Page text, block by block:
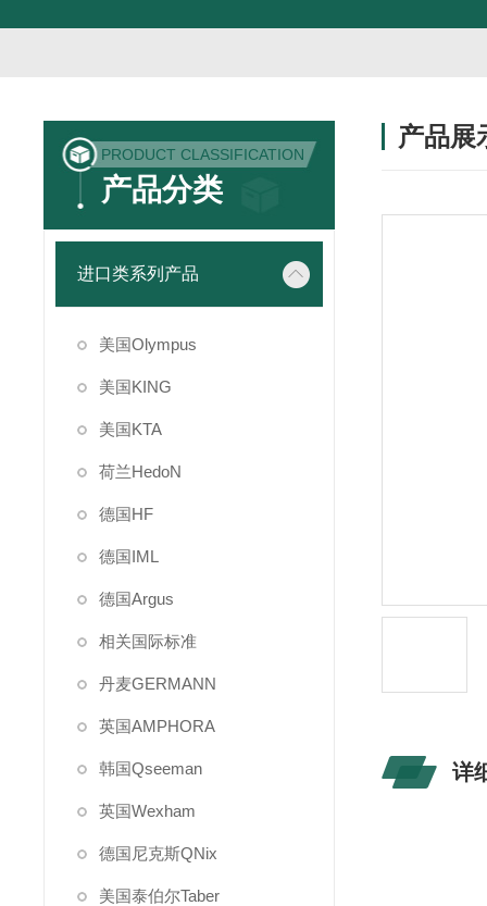
PRODUCT CLASSIFICATION
产品分类
进口类系列产品
美国Olympus
美国KING
美国KTA
荷兰HedoN
德国HF
德国IML
德国Argus
相关国际标准
丹麦GERMANN
英国AMPHORA
韩国Qseeman
英国Wexham
德国尼克斯QNix
美国泰伯尔Taber
产品展
详